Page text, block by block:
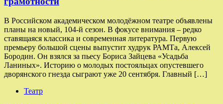
В Российском академическом молодёжном театре объявлены
планы на новый, 104-й сезон. В фокусе внимания – редко
ставящаяся классика и современная литература. Первую
премьеру большой сцены выпустит худрук РАМТа, Алексей
Бородин. Он взялся за пьесу Бориса Зайцева «Усадьба
Ланиных». Историю о молодых постояльцах опустевшего
дворянского гнезда сыграют уже 20 сентября. Главный […]
Театр